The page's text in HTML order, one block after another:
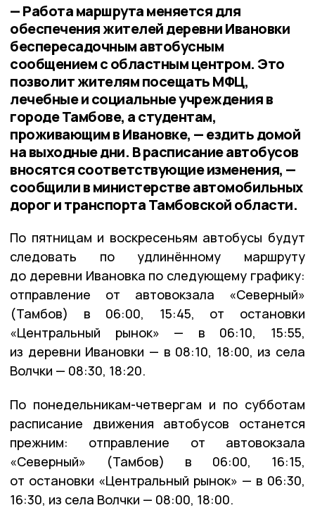
— Работа маршрута меняется для
обеспечения жителей деревни Ивановки
беспересадочным автобусным
сообщением с областным центром. Это
позволит жителям посещать МФЦ,
лечебные и социальные учреждения в
городе Тамбове, а студентам,
проживающим в Ивановке, — ездить домой
на выходные дни. В расписание автобусов
вносятся соответствующие изменения, —
сообщили в министерстве автомобильных
дорог и транспорта Тамбовской области.
По пятницам и воскресеньям автобусы будут
следовать по удлинённому маршруту
до деревни Ивановка по следующему графику:
отправление от автовокзала «Северный»
(Тамбов) в 06:00, 15:45, от остановки
«Центральный рынок» — в 06:10, 15:55,
из деревни Ивановки — в 08:10, 18:00, из села
Волчки — 08:30, 18:20.
По понедельникам-четвергам и по субботам
расписание движения автобусов останется
прежним: отправление от автовокзала
«Северный» (Тамбов) в 06:00, 16:15,
от остановки «Центральный рынок» — в 06:30,
16:30, из села Волчки — 08:00, 18:00.